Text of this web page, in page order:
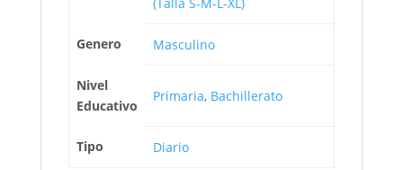
(Talla S-M-L-XL)
Genero Masculino
Nivel
Educativo
Primaria, Bachillerato
Tipo Diario